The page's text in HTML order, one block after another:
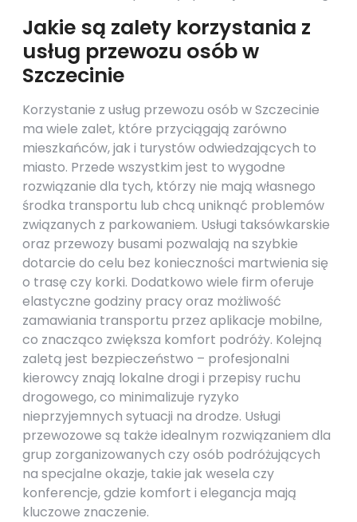
Jakie są zalety korzystania z
usług przewozu osób w
Szczecinie
Korzystanie z usług przewozu osób w Szczecinie
ma wiele zalet, które przyciągają zarówno
mieszkańców, jak i turystów odwiedzających to
miasto. Przede wszystkim jest to wygodne
rozwiązanie dla tych, którzy nie mają własnego
środka transportu lub chcą uniknąć problemów
związanych z parkowaniem. Usługi taksówkarskie
oraz przewozy busami pozwalają na szybkie
dotarcie do celu bez konieczności martwienia się
o trasę czy korki. Dodatkowo wiele firm oferuje
elastyczne godziny pracy oraz możliwość
zamawiania transportu przez aplikacje mobilne,
co znacząco zwiększa komfort podróży. Kolejną
zaletą jest bezpieczeństwo – profesjonalni
kierowcy znają lokalne drogi i przepisy ruchu
drogowego, co minimalizuje ryzyko
nieprzyjemnych sytuacji na drodze. Usługi
przewozowe są także idealnym rozwiązaniem dla
grup zorganizowanych czy osób podróżujących
na specjalne okazje, takie jak wesela czy
konferencje, gdzie komfort i elegancja mają
kluczowe znaczenie.